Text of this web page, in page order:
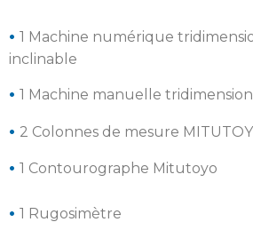
• 1 Machine numérique
inclinable
• 1 Machine manuelle
• 2 Colonnes de mesure
• 1 Contourographe Mitutoyo
• 1 Rugosimètre